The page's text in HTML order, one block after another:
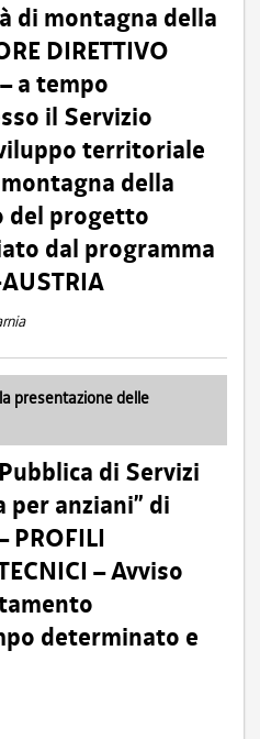
di montagna della
DIRETTIVO
a tempo
il Servizio
territoriale
della
del progetto
dal programma
presentazione delle
di Servizi
per anziani” di
PROFILI
– Avviso
determinato e